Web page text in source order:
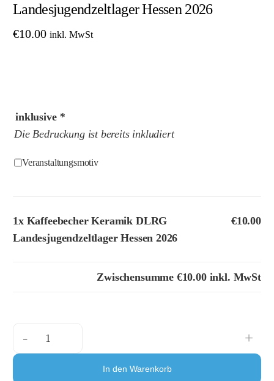
Landesjugendzeltlager Hessen 2026
€10.00 inkl. MwSt
inklusive *
Die Bedruckung ist bereits inkludiert
Veranstaltungsmotiv
1x Kaffeebecher Keramik DLRG
Landesjugendzeltlager Hessen 2026
€10.00
Zwischensumme €10.00inkl. MwSt
+
-
In den Warenkorb